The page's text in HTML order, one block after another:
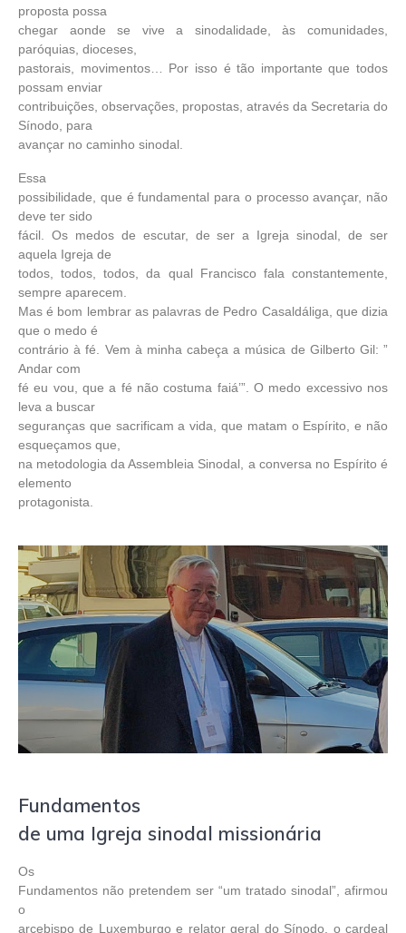
proposta possa
chegar aonde se vive a sinodalidade, às comunidades,
paróquias, dioceses,
pastorais, movimentos… Por isso é tão importante que todos
possam enviar
contribuições, observações, propostas, através da Secretaria do
Sínodo, para
avançar no caminho sinodal.
Essa
possibilidade, que é fundamental para o processo avançar, não
deve ter sido
fácil. Os medos de escutar, de ser a Igreja sinodal, de ser
aquela Igreja de
todos, todos, todos, da qual Francisco fala constantemente,
sempre aparecem.
Mas é bom lembrar as palavras de Pedro Casaldáliga, que dizia
que o medo é
contrário à fé. Vem à minha cabeça a música de Gilberto Gil: ”
Andar com
fé eu vou, que a fé não costuma faiá’”. O medo excessivo nos
leva a buscar
seguranças que sacrificam a vida, que matam o Espírito, e não
esqueçamos que,
na metodologia da Assembleia Sinodal, a conversa no Espírito é
elemento
protagonista.
Fundamentos
de uma Igreja sinodal missionária
Os
Fundamentos não pretendem ser “um tratado sinodal”, afirmou
o
arcebispo de Luxemburgo e relator geral do Sínodo, o cardeal